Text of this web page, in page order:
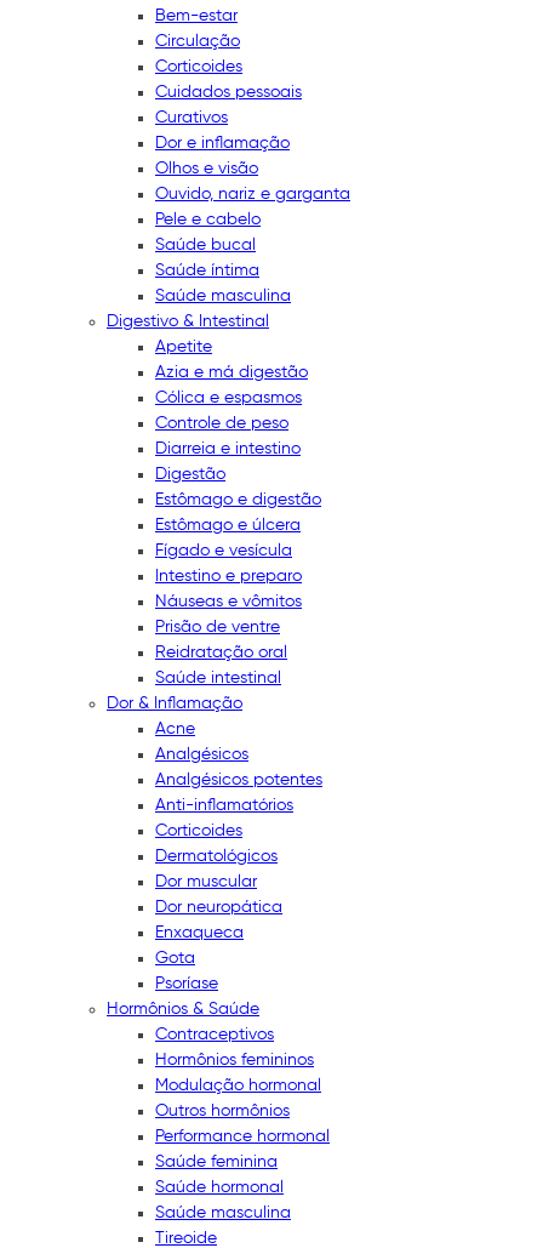
Bem-estar
Circulação
Corticoides
Cuidados pessoais
Curativos
Dor e inflamação
Olhos e visão
Ouvido, nariz e garganta
Pele e cabelo
Saúde bucal
Saúde íntima
Saúde masculina
Digestivo & Intestinal
Apetite
Azia e má digestão
Cólica e espasmos
Controle de peso
Diarreia e intestino
Digestão
Estômago e digestão
Estômago e úlcera
Fígado e vesícula
Intestino e preparo
Náuseas e vômitos
Prisão de ventre
Reidratação oral
Saúde intestinal
Dor & Inflamação
Acne
Analgésicos
Analgésicos potentes
Anti-inflamatórios
Corticoides
Dermatológicos
Dor muscular
Dor neuropática
Enxaqueca
Gota
Psoríase
Hormônios & Saúde
Contraceptivos
Hormônios femininos
Modulação hormonal
Outros hormônios
Performance hormonal
Saúde feminina
Saúde hormonal
Saúde masculina
Tireoide